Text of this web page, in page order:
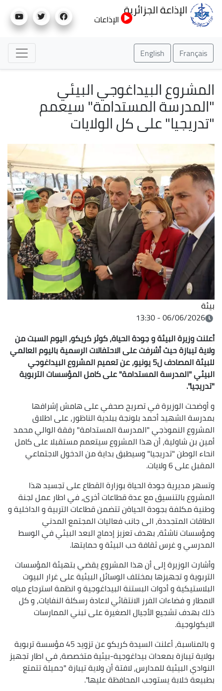
إلى
الإذاعة الجزائرية
الإذاعات
Français
English
المشروع البيداغوجي البيئي
"المدرسة المستدامة" سيعمم
"تدريجيا" على كل الولايات
بيئة
06/06/2026 - 13:30
أعلنت وزيرة البيئة و جودة الحياة، كوثر كريكو، اليوم السبت من
ولاية تيبازة حيث أشرفت على الاحتفالات الرسمية باليوم العالمي
للبيئة المصادف ل5 يونيو، عن تعميم المشروع البيداغوجي
البيئي "المدرسة المستدامة" على كامل المؤسسات التربوية
"تدريجيا".
و أوضحت الوزيرة في تصريح صحفي على هامش إشرافها
بمدرسة الشهيد أحمد بلونجة ببلدية الناظور، على اطلاق
المشروع النموذجي "المدرسة المستدامة" رفقة الوالي محمد
أمين بن شاولية، أن هذا المشروع سيتعمم مستقبلا على كامل
انحاء الوطن "تدريجيا" وسيطبق بداية من الدخول الاجتماعي
المقبل على 6 ولايات.
وتسهر مديرية جودة الحياة بوزارة القطاع على تجسيد هذا
المشروع بالتنسيق مع عدة قطاعات أخرى، في اطار عمل لجنة
وطنية مكلفة بجودة الحياةن تتضمن قطاعات التربية و الداخلية و
الطاقات المتجددة، الى جانب فعاليات المجتمع المدني
ومؤسسات ناشئة، بهدف تعزيز إدماج البعد البيئي في الوسط
المدرسي و غرس ثقافة حب البيئة و حمايتها.
وأشارت الوزيرة إلى أن هذا المشروع يقضي بتهيئة المؤسسات
التربوية و تجهيزها بمختلف الوسائل البيئية على غرار البيوت
البلاستيكية و أدوات البستنة البيداغوجية و انظمة استرجاع مياه
الامطار و فضاءات الفرز الانتقائي لاعادة رسكلة النفايات، و كل
ذلك بهدف تشجيع الأجيال الصغيرة على تبني الممارسات
الايكولوجية.
و بالمناسبة، أعلنت السيدة كريكو عن تزويد 45 مؤسسة تربوية
بولاية تيبازة بمعدات بيداغوجية-بيئية متخصصة، في اطار تجهيز
النوادي البيئية للمدارس، لافتة أن ولاية تيبازة "جميلة تتمتع
بطبيعة خلابة يستوجب المحافظة عليها".